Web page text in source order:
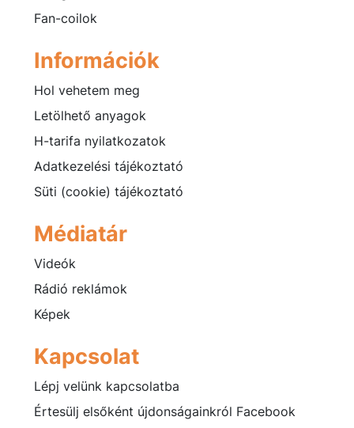
Fan-coilok
Információk
Hol vehetem meg
Letölhető anyagok
H-tarifa nyilatkozatok
Adatkezelési tájékoztató
Süti (cookie) tájékoztató
Médiatár
Videók
Rádió reklámok
Képek
Kapcsolat
Lépj velünk kapcsolatba
Értesülj elsőként újdonságainkról Facebook